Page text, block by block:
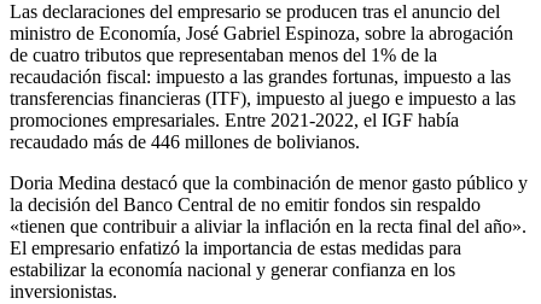
Las declaraciones del empresario se producen tras el anuncio del
ministro de Economía, José Gabriel Espinoza, sobre la abrogación
de cuatro tributos que representaban menos del 1% de la
recaudación fiscal: impuesto a las grandes fortunas, impuesto a las
transferencias financieras (ITF), impuesto al juego e impuesto a las
promociones empresariales. Entre 2021-2022, el IGF había
recaudado más de 446 millones de bolivianos.
Doria Medina destacó que la combinación de menor gasto público y
la decisión del Banco Central de no emitir fondos sin respaldo
«tienen que contribuir a aliviar la inflación en la recta final del año».
El empresario enfatizó la importancia de estas medidas para
estabilizar la economía nacional y generar confianza en los
inversionistas.